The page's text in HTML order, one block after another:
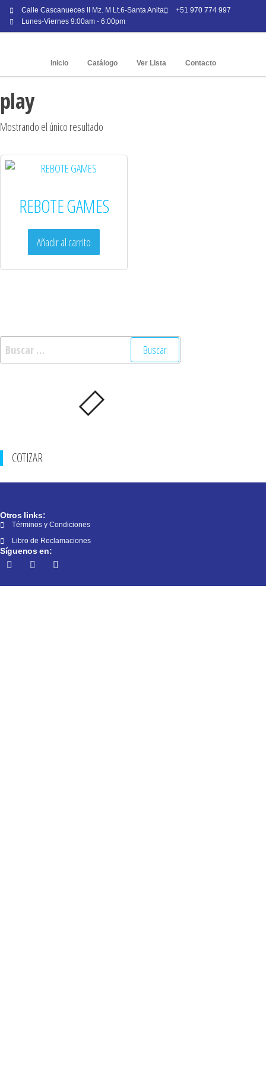
Calle Cascanueces II Mz. M Lt.6-Santa Anita
+51 970 774 997
Lunes-Viernes 9:00am - 6:00pm
Inicio Catálogo Ver Lista Contacto
play
Mostrando el único resultado
REBOTE GAMES
Añadir al carrito
COTIZAR
Otros links:
Términos y Condiciones
Libro de Reclamaciones
Síguenos en: